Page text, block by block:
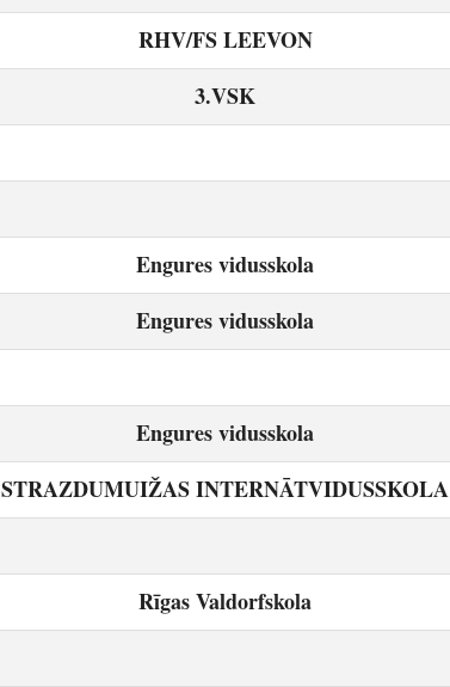
RHV/FS LEEVON
3.VSK
Engures vidusskola
Engures vidusskola
Engures vidusskola
STRAZDUMUIŽAS INTERNĀTVIDUSSKOLA
Rīgas Valdorfskola